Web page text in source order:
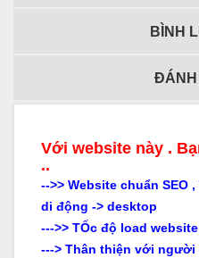
BÌNH
ĐÁNH
Với website này .
..
-->> Website chuẩn SEO
di động -> desktop
--->> TỐc độ load
---> Thân thiện với người